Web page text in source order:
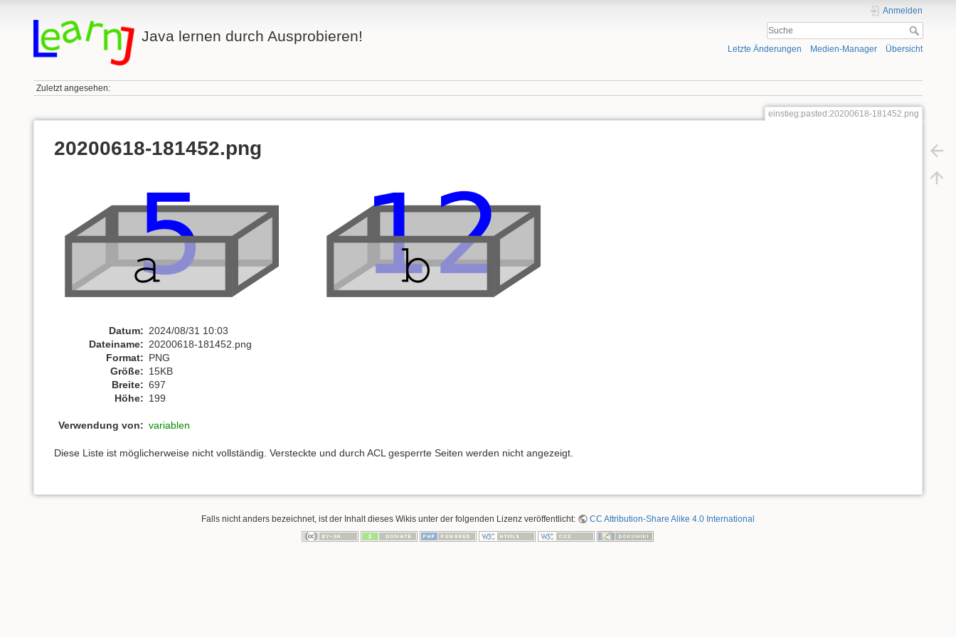
Java lernen durch Ausprobieren!
Anmelden
Letzte Änderungen Medien-Manager Übersicht
Zuletzt angesehen:
einstieg:pasted:20200618-181452.png
20200618-181452.png
Datum: 2024/08/31 10:03
Dateiname: 20200618-181452.png
Format: PNG
Größe: 15KB
Breite: 697
Höhe: 199
Verwendung von: variablen
Diese Liste ist möglicherweise nicht vollständig. Versteckte und durch ACL gesperrte Seiten werden nicht angezeigt.
Falls nicht anders bezeichnet, ist der Inhalt dieses Wikis unter der folgenden Lizenz veröffentlicht: CC Attribution-Share Alike 4.0 International